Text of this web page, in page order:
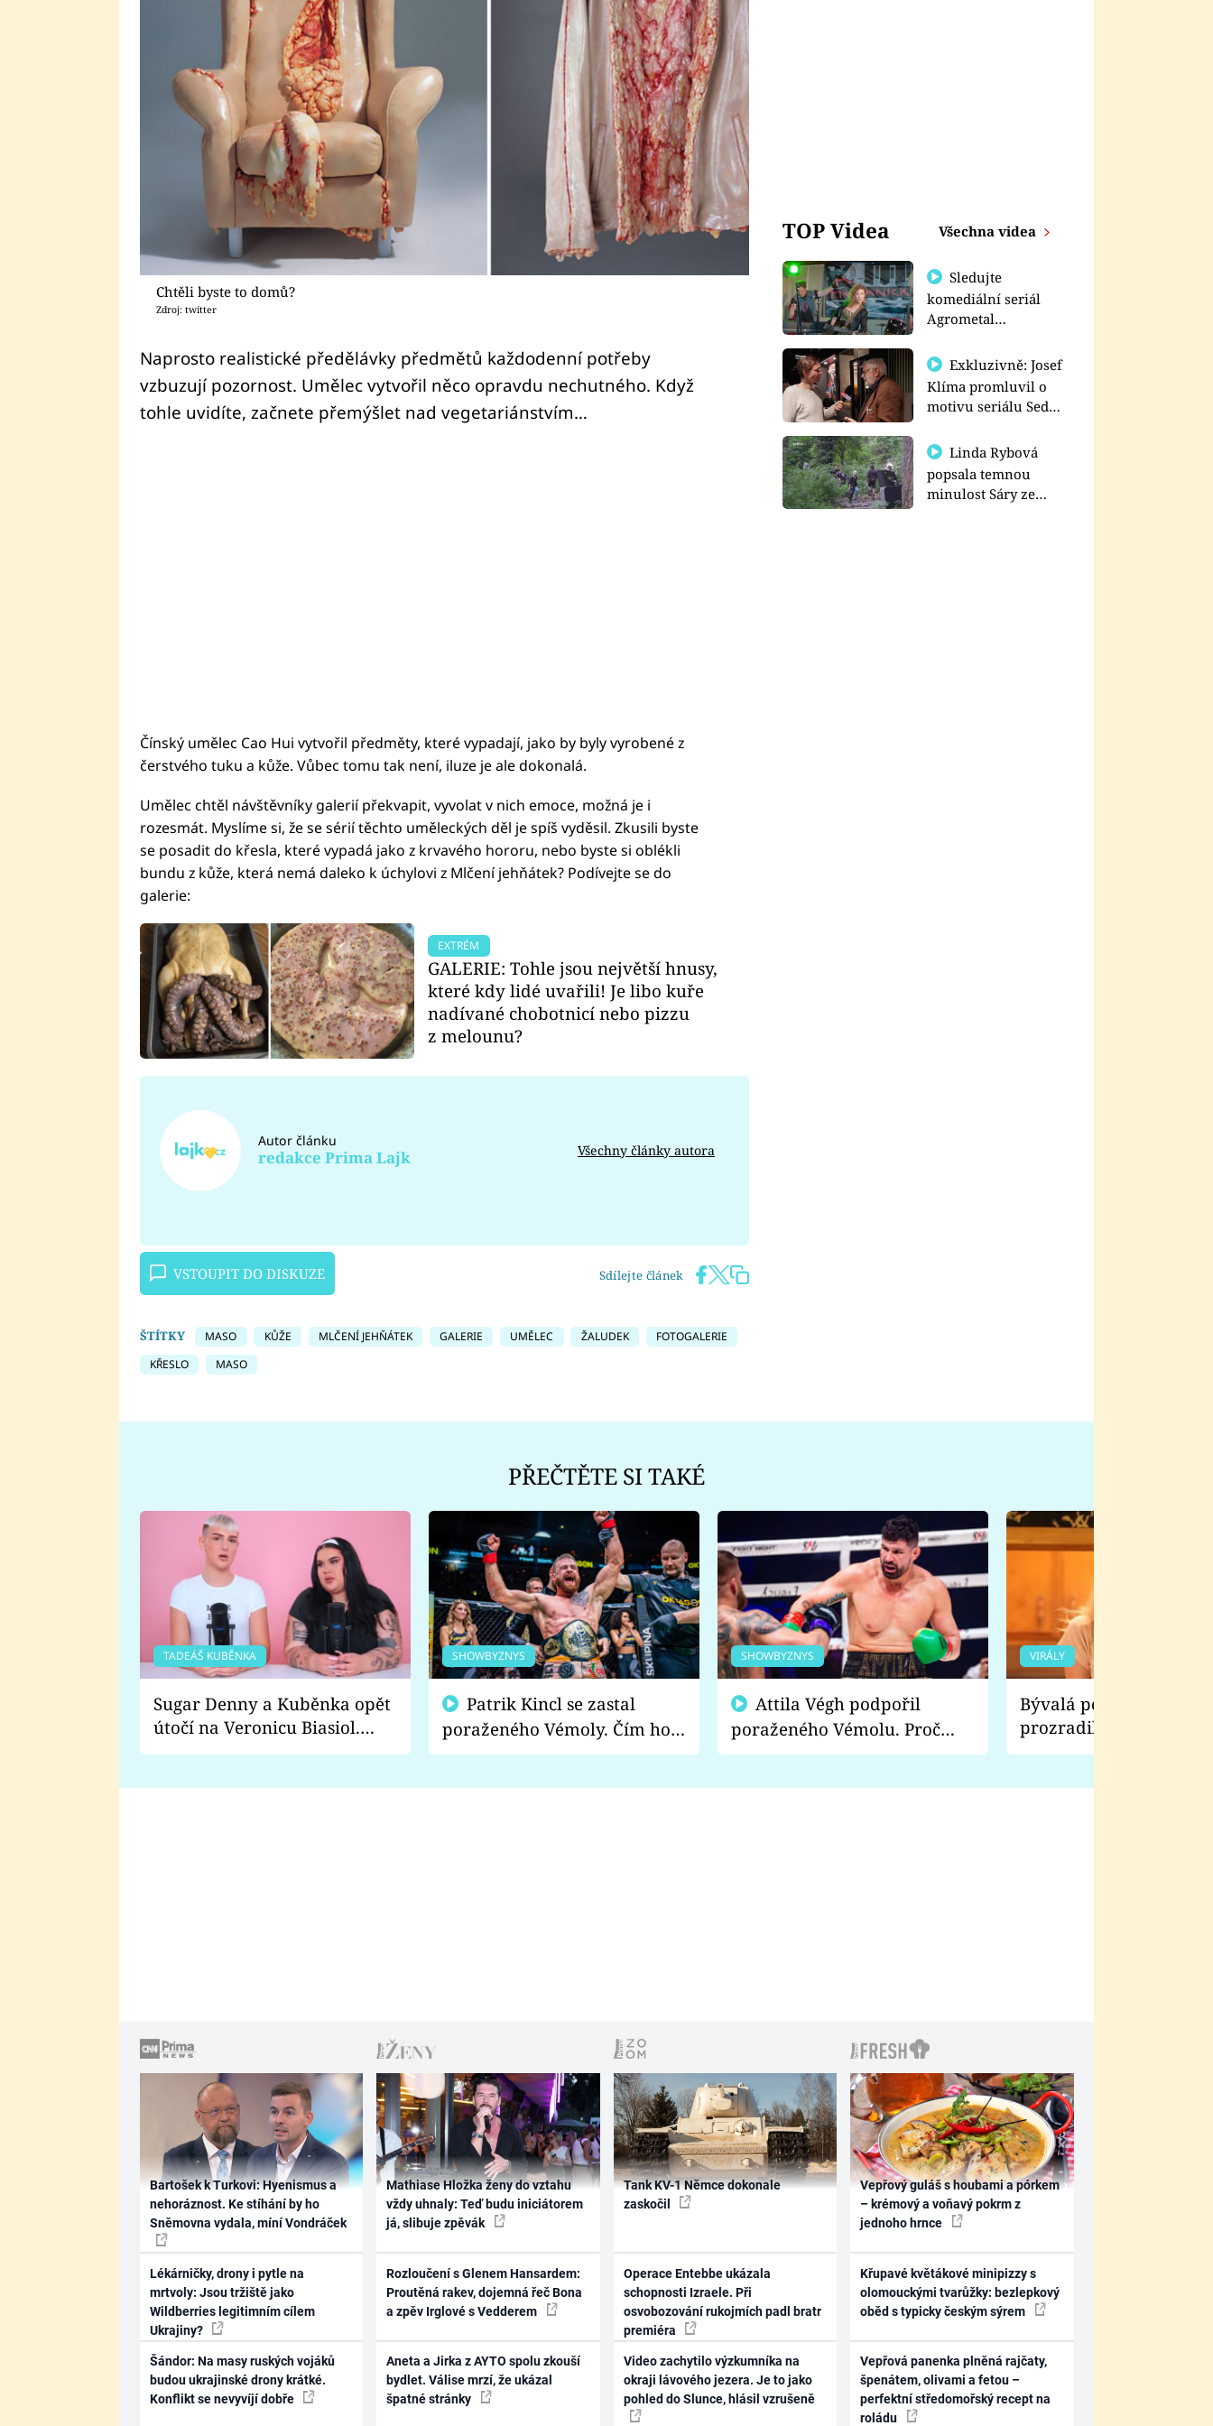
Chtěli byste to domů?
Zdroj: twitter
Naprosto realistické předělávky předmětů každodenní potřeby
vzbuzují pozornost. Umělec vytvořil něco opravdu nechutného. Když
tohle uvidíte, začnete přemýšlet nad vegetariánstvím…
Čínský umělec Cao Hui vytvořil předměty, které vypadají, jako by byly vyrobené z
čerstvého tuku a kůže. Vůbec tomu tak není, iluze je ale dokonalá.
Umělec chtěl návštěvníky galerií překvapit, vyvolat v nich emoce, možná je i
rozesmát. Myslíme si, že se sérií těchto uměleckých děl je spíš vyděsil. Zkusili byste
se posadit do křesla, které vypadá jako z krvavého hororu, nebo byste si oblékli
bundu z kůže, která nemá daleko k úchylovi z Mlčení jehňátek? Podívejte se do
galerie:
EXTRÉM
GALERIE: Tohle jsou největší hnusy,
které kdy lidé uvařili! Je libo kuře
nadívané chobotnicí nebo pizzu
z melounu?
Autor článku
redakce Prima Lajk Všechny články autora
VSTOUPIT DO DISKUZE Sdílejte článek
ŠTÍTKY MASO KŮŽE MLČENÍ JEHŇÁTEK GALERIE UMĚLEC ŽALUDEK
FOTOGALERIE
KŘESLO
MASO
TOP Videa Všechna videa
Sledujte
komediální seriál
Agrometal
prima+
Exkluzivně: Josef
Klíma promluvil o
motivu seriálu Sedm
Linda Rybová
popsala temnou
minulost Sáry ze
PŘEČTĚTE SI TAKÉ
TADEÁŠ KUBĚNKA
Sugar Denny a Kuběnka opět
útočí na Veronicu Biasiol.
Proč je podle nich falešná a
SHOWBYZNYS
poraženého Vémoly. Čím ho
fanoušci naštvali?
SHOWBYZNYS
poraženého Vémolu. Proč
chce raději zápasit s ním než
VIRÁLY
Bývalá pornoherečka
prozradila, co ji
natáčení Euforie.
Bartošek k Turkovi: Hyenismus a
nehoráznost. Ke stíhání by ho
Sněmovna vydala, míní Vondráček
Lékárničky, drony i pytle na
mrtvoly: Jsou tržiště jako
Wildberries legitimním cílem
Ukrajiny?
Šándor: Na masy ruských vojáků
budou ukrajinské drony krátké.
Konflikt se nevyvíjí dobře
Mathiase Hložka ženy do vztahu
vždy uhnaly: Teď budu iniciátorem
já, slibuje zpěvák
Rozloučení s Glenem Hansardem:
Proutěná rakev, dojemná řeč Bona
a zpěv Irglové s Vedderem
Aneta a Jirka z AYTO spolu zkouší
bydlet. Válise mrzí, že ukázal
špatné stránky
Tank KV-1 Němce dokonale
zaskočil
Operace Entebbe ukázala
schopnosti Izraele. Při
osvobozování rukojmích padl bratr
premiéra
Video zachytilo výzkumníka na
okraji lávového jezera. Je to jako
pohled do Slunce, hlásil vzrušeně
Vepřový guláš s houbami a pórkem
– krémový a voňavý pokrm z
jednoho hrnce
Křupavé květákové minipizzy s
olomouckými tvarůžky: bezlepkový
oběd s typicky českým sýrem
Vepřová panenka plněná rajčaty,
špenátem, olivami a fetou –
perfektní středomořský recept na
roládu